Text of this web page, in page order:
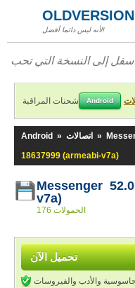
لأنه ليس دائما أفضل!
شحنات المراقبة Android
Android » اتصالات »
18637999 (armeabi-v7a)
Messenger
v7a)
176 الحمولات
تحميل الآن
والأدب والفيروسات